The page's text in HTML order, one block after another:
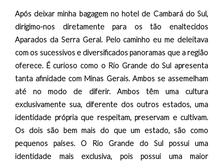
Após deixar minha bagagem no hotel de Cambará do Sul,
dirigimo-nos diretamente para os tão enaltecidos
Aparados da Serra Geral. Pelo caminho eu me deleitava
com os sucessivos e diversificados panoramas que a região
oferece. É curioso como o Rio Grande do Sul apresenta
tanta afinidade com Minas Gerais. Ambos se assemelham
até no modo de diferir. Ambos têm uma cultura
exclusivamente sua, diferente dos outros estados, uma
identidade própria que respeitam, preservam e cultivam.
Os dois são bem mais do que um estado, são como
pequenos países. O Rio Grande do Sul possui uma
identidade mais exclusiva, pois possui uma maior